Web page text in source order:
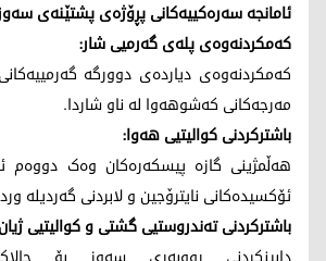
ئامانجە سەرەکییەکانی پڕۆژەی پشتێنەی
کەمکردنەوەی پلەی گەرمیی شار:
کەمکردنەوەی دیاردەی دوورگە
مەرجەکانی کەشوهەوا لە ناو شاردا.
باشترکردنی کوالیتیی هەوا:
هەڵمژینی گازە پیسکەرەکان وەک دووەم
ئۆکسیدەکانی نایترۆجین و لابردنی گەردیلە
باشترکردنی تەندروستیی گشتی و کوالیتیی